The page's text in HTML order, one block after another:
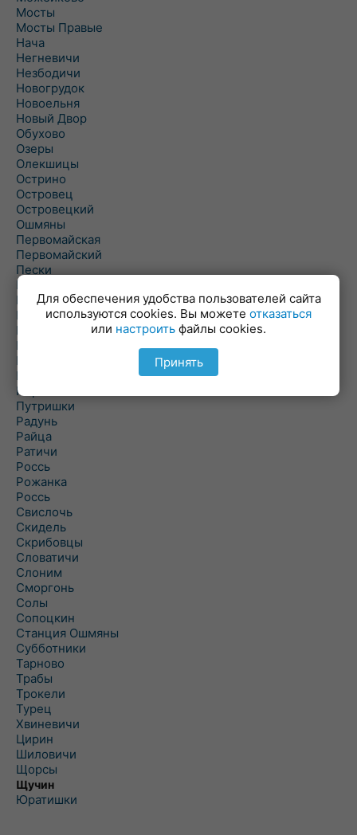
Мосты
Мосты Правые
Нача
Негневичи
Незбодичи
Новогрудок
Новоельня
Новый Двор
Обухово
Озеры
Олекшицы
Острино
Островец
Островецкий
Ошмяны
Первомайская
Первомайский
Пески
Петревичи
Погородно
Пограничный
Подлабенье
Подольцы
Подороск
Поречье
Порозово
Путришки
Радунь
Райца
Ратичи
Роcсь
Рожанка
Россь
Свислочь
Скидель
Скрибовцы
Словатичи
Слоним
Сморгонь
Солы
Сопоцкин
Станция Ошмяны
Субботники
Тарново
Трабы
Трокели
Турец
Хвиневичи
Цирин
Шиловичи
Щорсы
Щучин
Юратишки
Для обеспечения удобства пользователей сайта
используются cookies. Вы можете отказаться
или настроить файлы cookies.
Принять